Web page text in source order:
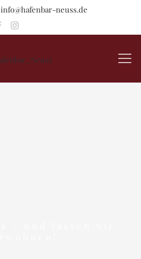
info@hafenbar-neuss.de